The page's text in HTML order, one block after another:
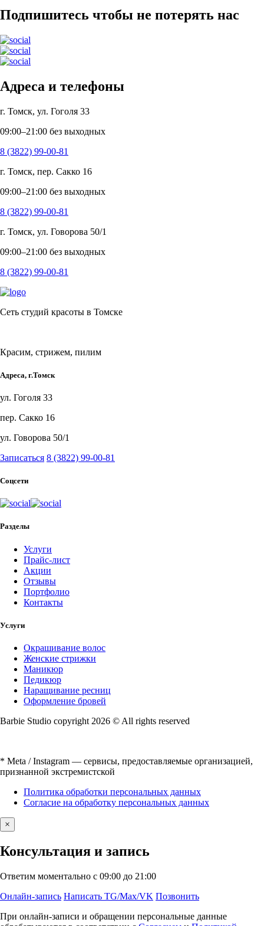
Подпишитесь чтобы не потерять нас
Адреса и телефоны
г. Томск, ул. Гоголя 33
09:00–21:00 без выходных
8 (3822) 99-00-81
г. Томск, пер. Сакко 16
09:00–21:00 без выходных
8 (3822) 99-00-81
г. Томск, ул. Говорова 50/1
09:00–21:00 без выходных
8 (3822) 99-00-81
Сеть студий красоты в Томске
Красим, стрижем, пилим
Адреса, г.Томск
ул. Гоголя 33
пер. Сакко 16
ул. Говорова 50/1
Записаться 8 (3822) 99-00-81
Соцсети
Разделы
Услуги
Прайс-лист
Акции
Отзывы
Портфолио
Контакты
Услуги
Окрашивание волос
Женские стрижки
Маникюр
Педикюр
Наращивание ресниц
Оформление бровей
Barbie Studio copyright 2026 © All rights reserved
* Meta / Instagram — сервисы, предоставляемые организацией,
признанной экстремистской
Политика обработки персональных данных
Согласие на обработку персональных данных
×
Консультация и запись
Ответим моментально с 09:00 до 21:00
Онлайн-запись Написать TG/Max/VK Позвонить
При онлайн-записи и обращении персональные данные